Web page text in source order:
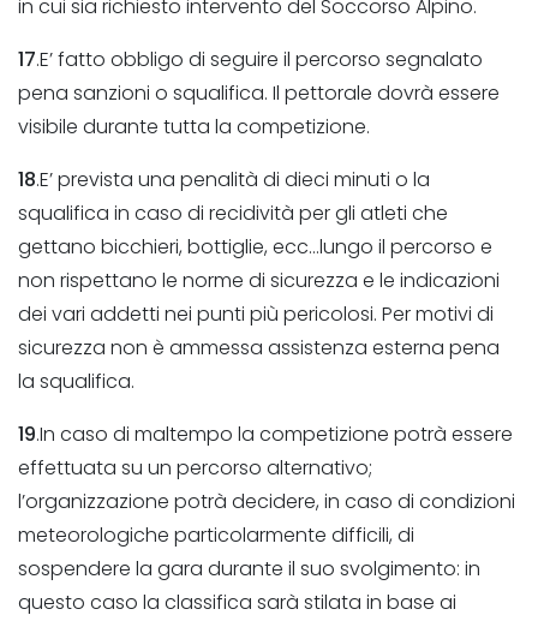
in cui sia richiesto intervento del Soccorso Alpino.
17.E’ fatto obbligo di seguire il percorso segnalato
pena sanzioni o squalifica. Il pettorale dovrà essere
visibile durante tutta la competizione.
18.E’ prevista una penalità di dieci minuti o la
squalifica in caso di recidività per gli atleti che
gettano bicchieri, bottiglie, ecc…lungo il percorso e
non rispettano le norme di sicurezza e le indicazioni
dei vari addetti nei punti più pericolosi. Per motivi di
sicurezza non è ammessa assistenza esterna pena
la squalifica.
19.In caso di maltempo la competizione potrà essere
effettuata su un percorso alternativo;
l’organizzazione potrà decidere, in caso di condizioni
meteorologiche particolarmente difficili, di
sospendere la gara durante il suo svolgimento: in
questo caso la classifica sarà stilata in base ai